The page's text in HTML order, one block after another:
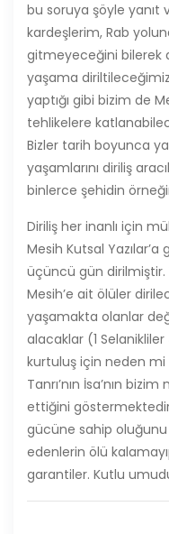
bu soruya şöyle yanıt
kardeşlerim, Rab
gitmeyeceğini bilerek
yaşama
yaptığı gibi bizim de
tehlikelere
Bizler tarih boyunca
yaşamlarını diriliş
binlerce şehidin
Diriliş her inanlı için
Mesih Kutsal
üçüncü gün
Mesih’e ait ölüler
yaşamakta olanlar
alacaklar (1 Selanikliler
kurtuluş için neden mi
Tanrı’nın İsa’nın
ettiğini
gücüne sahip oluğunu
edenlerin ölü
garantiler. Kutlu